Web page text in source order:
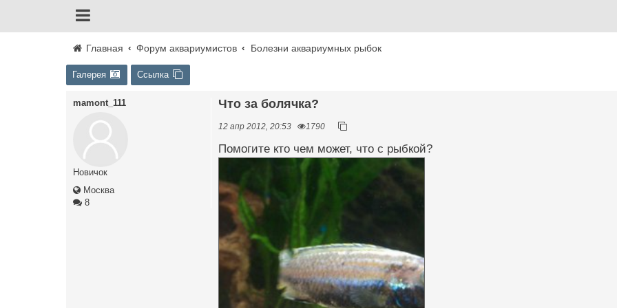
Главная Форум аквариумистов Болезни аквариумных рыбок
Галерея Ссылка
mamont_111
Новичок
Москва
8
Что за болячка?
12 апр 2012, 20:53 1790
Помогите кто чем может, что с рыбкой?